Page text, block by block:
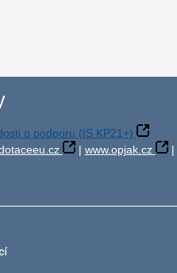
o podporu (IS KP21+)
| www.opjak.cz |